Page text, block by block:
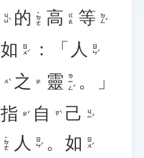
ㄐㄩˋ 的 ˙ㄉㄜ 高 ㄍㄠ 等 ㄉㄥˇ
如 ㄖㄨˊ ：「 人 ㄖㄣˊ
ㄨˋ 之 ㄓ 靈 ㄌㄧㄥˊ 。」
指 ㄓˇ 自 ㄗˋ 己 ㄐㄧˇ
˙ㄉㄜ 人 ㄖㄣˊ 。 如 ㄖㄨˊ